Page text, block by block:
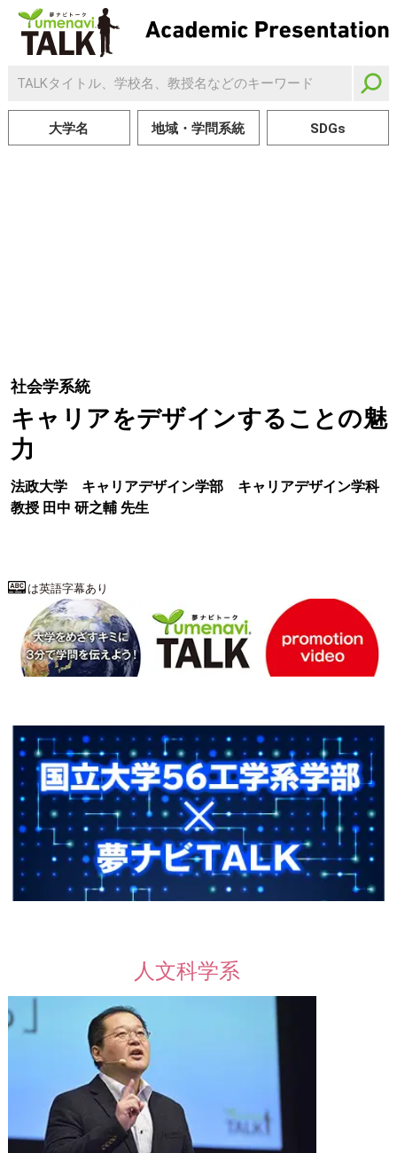
大学名 地域・学問系統 SDGs
社会学系統
キャリアをデザインすることの魅
力
法政大学 キャリアデザイン学部
キャリアデザイン学科
教授 田中 研之輔 先生
は英語字幕あり
人文科学系